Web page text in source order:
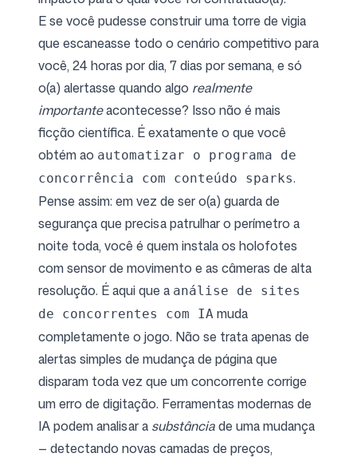
E se você pudesse construir uma torre de vigia
que escaneasse todo o cenário competitivo para
você, 24 horas por dia, 7 dias por semana, e só
o(a) alertasse quando algo realmente
importanteacontecesse? Isso não é mais
ficção científica. É exatamente o que você
obtém ao automatizar o programa de
concorrência com conteúdo sparks.
Pense assim: em vez de ser o(a) guarda de
segurança que precisa patrulhar o perímetro a
noite toda, você é quem instala os holofotes
com sensor de movimento e as câmeras de alta
resolução. É aqui que a análise de sites
de concorrentes com IA muda
completamente o jogo. Não se trata apenas de
alertas simples de mudança de página que
disparam toda vez que um concorrente corrige
um erro de digitação. Ferramentas modernas de
IA podem analisar a substânciade uma mudança
— detectando novas camadas de preços,